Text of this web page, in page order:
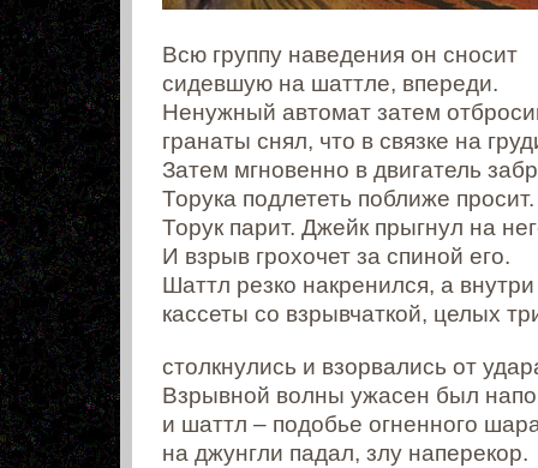
Всю группу наведения он сносит
сидевшую на шаттле, впереди.
Ненужный автомат затем
гранаты снял, что в связке на
Затем мгновенно в двигатель
Торука подлететь поближе просит.
Торук парит. Джейк прыгнул на
И взрыв грохочет за спиной его.
Шаттл резко накренился, а внутри
кассеты со взрывчаткой, целых
столкнулись и взорвались от
Взрывной волны ужасен был
и шаттл – подобье огненного
на джунгли падал, злу наперекор.